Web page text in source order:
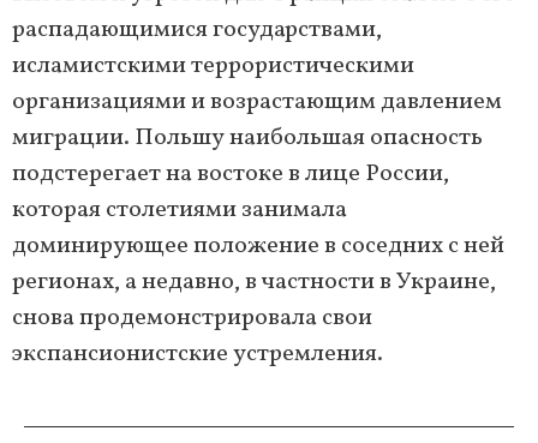
распадающимися государствами,
исламистскими террористическими
организациями и возрастающим давлением
миграции. Польшу наибольшая опасность
подстерегает на востоке в лице России,
которая столетиями занимала
доминирующее положение в соседних с ней
регионах, а недавно, в частности в Украине,
снова продемонстрировала свои
экспансионистские устремления.